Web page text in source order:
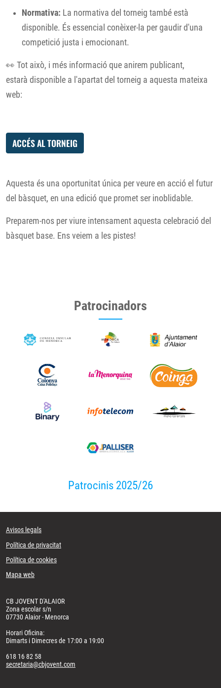
Normativa: La normativa del torneig també està
disponible. És essencial conèixer-la per gaudir d'una
competició justa i emocionant.
👀 Tot això, i més informació que anirem publicant,
estarà disponible a l'apartat del torneig a aquesta mateixa
web:
ACCÉS AL TORNEIG
Aquesta és una oportunitat única per veure en acció el futur
del bàsquet, en una edició que promet ser inoblidable.
Preparem-nos per viure intensament aquesta celebració del
bàsquet base. Ens veiem a les pistes!
Patrocinadors
Patrocinis 2025/26
Avisos legals
Política de privacitat
Política de cookies
Mapa web
CB JOVENT D'ALAIOR
Zona escolar s/n
07730 Alaior - Menorca
Horari Oficina:
Dimarts i Dimecres de 17:00 a 19:00
618 16 82 58
secretaria@cbjovent.com